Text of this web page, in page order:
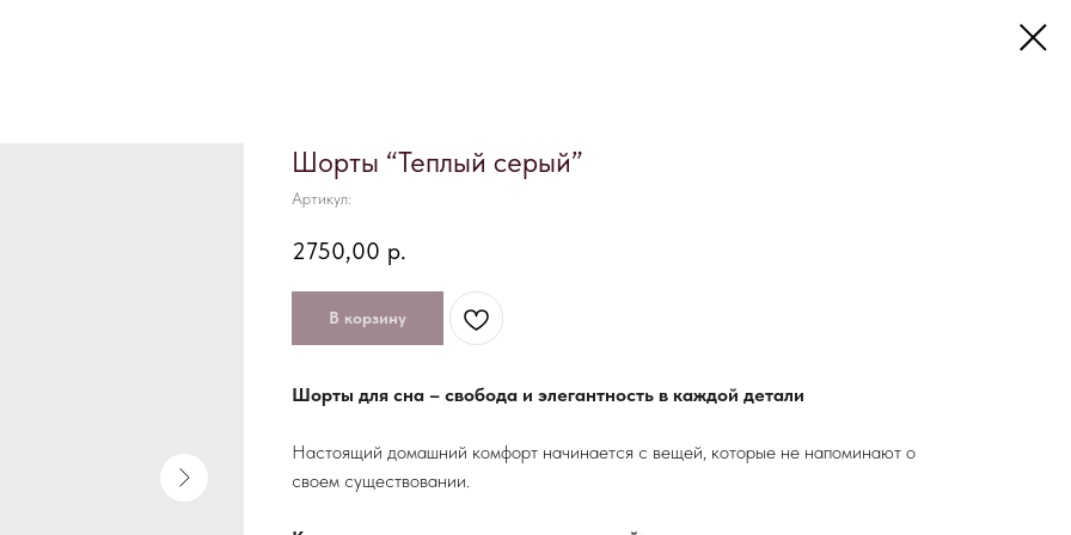
Шорты “Теплый серый”
Артикул:
2750,00 р.
В корзину
Шорты для сна – свобода и элегантность в каждой детали
Настоящий домашний комфорт начинается с вещей, которые не напоминают о
своем существовании.